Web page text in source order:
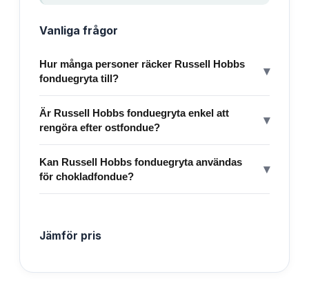
Vanliga frågor
Hur många personer räcker Russell Hobbs
fonduegryta till?
▾
Är Russell Hobbs fonduegryta enkel att
rengöra efter ostfondue?
▾
Kan Russell Hobbs fonduegryta användas
för chokladfondue?
▾
Jämför pris